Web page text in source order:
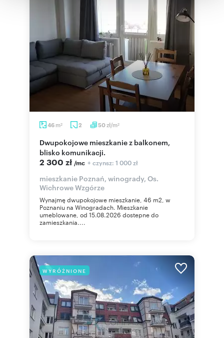
korzystania z ich usług.
46 m2 2 50zł/m2
Dwupokojowe mieszkanie z balkonem,
blisko komunikacji.
2 300 zł /mc + czynsz: 1 000 zł
mieszkanie Poznań, winogrady, Os.
Wichrowe Wzgórze
Wynajmę dwupokojowe mieszkanie, 46 m2, w
Poznaniu na Winogradach. Mieszkanie
umeblowane, od 15.08.2026 dostepne do
zamieszkania....
WYRÓŻNIONE